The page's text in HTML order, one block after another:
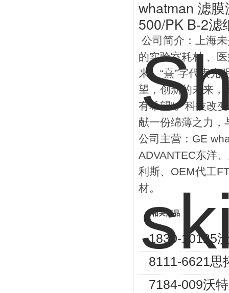
whatman 滤
500/PK B-2滤
公司简介：上海
的实验室耗材 、
来，“熹”字代表光
望，创新的未来，
有希望”。科技改
献一份绵薄之力，
公司主营：GE
ADVANTEC东洋
利斯、OEM代工
材。
相关产品
1830-10125
8111-6621思
7184-009沃